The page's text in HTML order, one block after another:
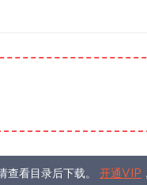
查看目录后下载。 开通VIP